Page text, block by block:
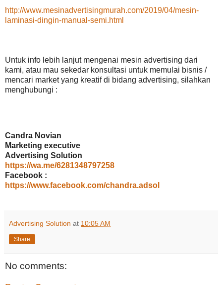
http://www.mesinadvertisingmurah.com/2019/04/mesin-
laminasi-dingin-manual-semi.html
Untuk info lebih lanjut mengenai mesin advertising dari
kami, atau mau sekedar konsultasi untuk memulai bisnis /
mencari market yang kreatif di bidang advertising, silahkan
menghubungi :
Candra Novian
Marketing executive
Advertising Solution
https://wa.me/6281348797258
Facebook :
https://www.facebook.com/chandra.adsol
Advertising Solution at 10:05 AM
Share
No comments: